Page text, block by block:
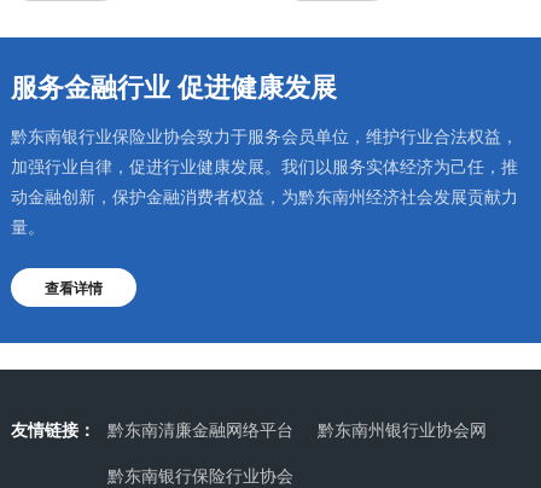
案件的庭审旁听活动。
线”为主题的党日活动
服务金融行业 促进健康发展
黔东南银行业保险业协会致力于服务会员单位，维护行业合法权益，
加强行业自律，促进行业健康发展。我们以服务实体经济为己任，推
动金融创新，保护金融消费者权益，为黔东南州经济社会发展贡献力
量。
查看详情
友情链接： 黔东南清廉金融网络平台
黔东南州银行业协会网
黔东南银行保险行业协会